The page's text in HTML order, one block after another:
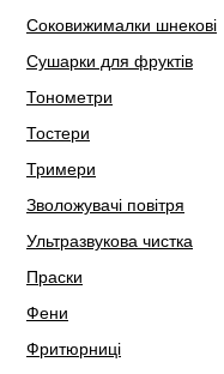
Соковижималки шнекові
Сушарки для фруктів
Тонометри
Тостери
Тримери
Зволожувачі повітря
Ультразвукова чистка
Праски
Фени
Фритюрниці